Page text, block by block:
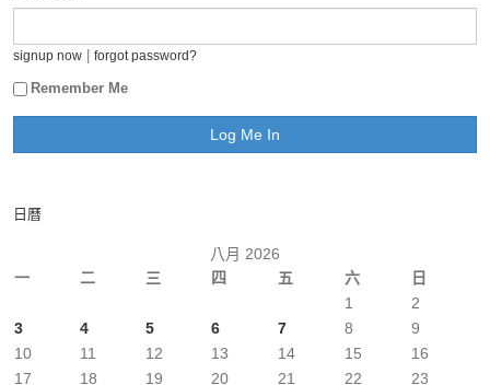
signup now forgot password?
Remember Me
日曆
八月 2026
一
二 三 四 五 六 日
1
2
3
4 5 6 7 8
9
10
11 12 13 14 15
16
17
18 19 20 21 22
23